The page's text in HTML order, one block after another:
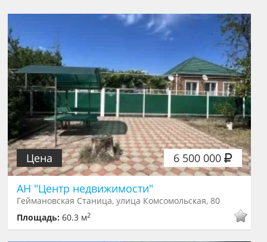
6 500 000
Цена
АН "Центр недвижимости"
Геймановская Станица, улица Комсомольская, 80
Площадь:60.3 м2